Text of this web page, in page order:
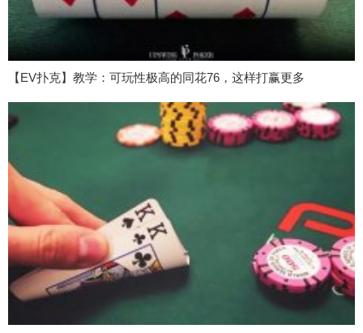
【EV扑克】教学：可玩性极高的同花76，这样打赢更多